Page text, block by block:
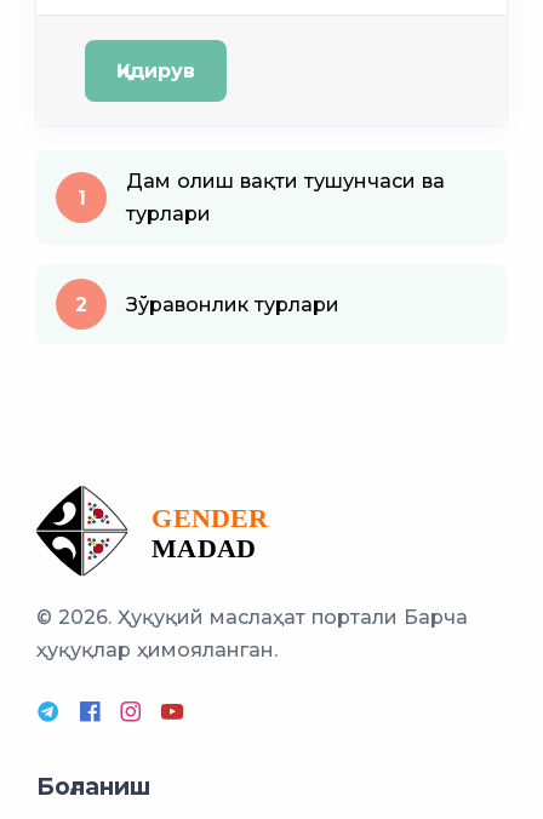
Қидирув
1
Дам олиш вақти тушунчаси ва
турлари
2 Зўравонлик турлари
© 2026. Ҳуқуқий маслаҳат портали Барча
ҳуқуқлар ҳимояланган.
Боғланиш